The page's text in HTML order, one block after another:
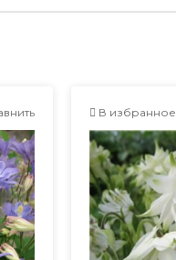
В избранное